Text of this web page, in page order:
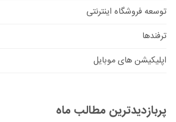
توسعه فروشگاه اینترنتی
ترفندها
اپلیکیشن های موبایل
پربازدیدترین مطالب ماه